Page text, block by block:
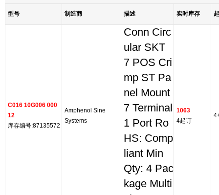
型号 制造商 描述 实时库存
C016 10G006 000
12
库存编号:87135572
Amphenol Sine
Systems
Conn Circ
ular SKT
7 POS Cri
mp ST Pa
nel Mount
7 Terminal
1 Port Ro
HS: Comp
liant Min
Qty: 4 Pac
kage Multi
1063
4起订